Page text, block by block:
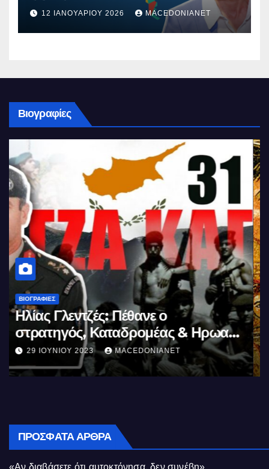
12 ΙΑΝΟΥΑΡΊΟΥ 2026 MACEDONIANET
Βιογραφίες
ΒΙΟΓΡΑΦΊΕΣ
Μέγας Αλέξανδρος: Ο μέγιστος των
Ελλήνων
11 ΙΟΥΝΊΟΥ 2023 MACEDONIANET
ΠΡΌΣΦΑΤΑ ΆΡΘΡΑ
«Αν διαβάσετε ότι αυτοκτόνησα, δεν συνέβη»